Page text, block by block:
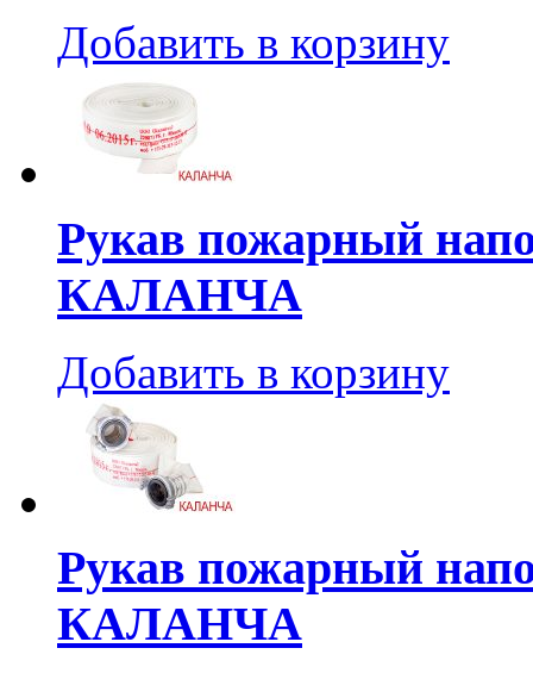
Добавить в корзину
Рукав пожарный
КАЛАНЧА
Добавить в корзину
Рукав пожарный
КАЛАНЧА